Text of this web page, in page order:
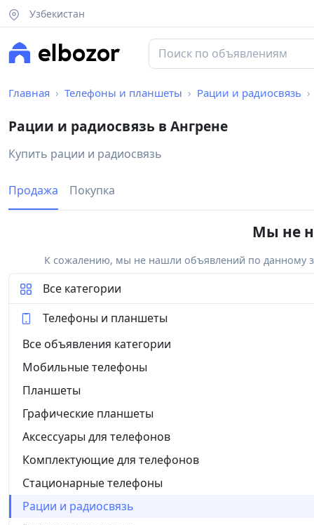
Узбекистан
Главная Телефоны и планшеты Рации и радиосвязь
Рации и радиосвязь в Ангрене
Купить рации и радиосвязь
Продажа Покупка
Мы не
К сожалению, мы не нашли объявлений по данному
Все категории
Телефоны и планшеты
Все объявления категории
Мобильные телефоны
Планшеты
Графические планшеты
Аксессуары для телефонов
Комплектующие для телефонов
Стационарные телефоны
Рации и радиосвязь